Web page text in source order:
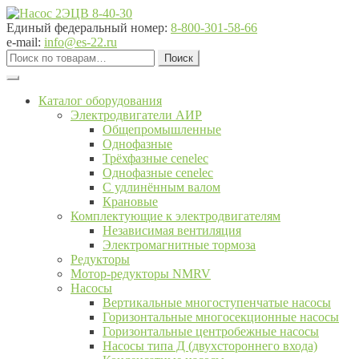
Перейти
к
навигации
Перейти
к
содержимому
Единый федеральный номер: 8-800-301-58-66
e-mail: info@es-22.ru
Искать:
Поиск
Каталог оборудования
Электродвигатели АИР
Общепромышленные
Однофазные
Трёхфазные cenelec
Однофазные cenelec
С удлинённым валом
Крановые
Комплектующие к электродвигателям
Независимая вентиляция
Электромагнитные тормоза
Редукторы
Мотор-редукторы NMRV
Насосы
Вертикальные многоступенчатые насосы
Горизонтальные многосекционные насосы
Горизонтальные центробежные насосы
Насосы типа Д (двухстороннего входа)